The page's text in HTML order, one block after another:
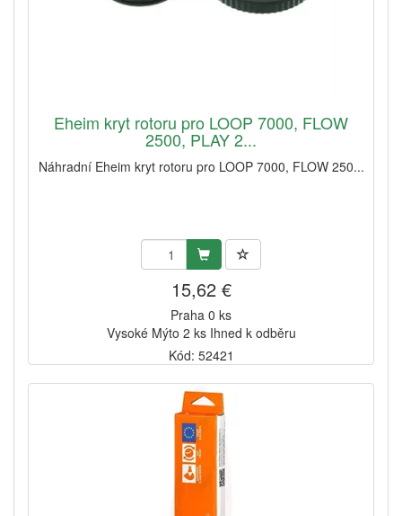
Eheim kryt rotoru pro LOOP 7000, FLOW
2500, PLAY 2...
Náhradní Eheim kryt rotoru pro LOOP 7000, FLOW 250...
15,62 €
Praha 0 ks
Vysoké Mýto 2 ks Ihned k odběru
Kód: 52421